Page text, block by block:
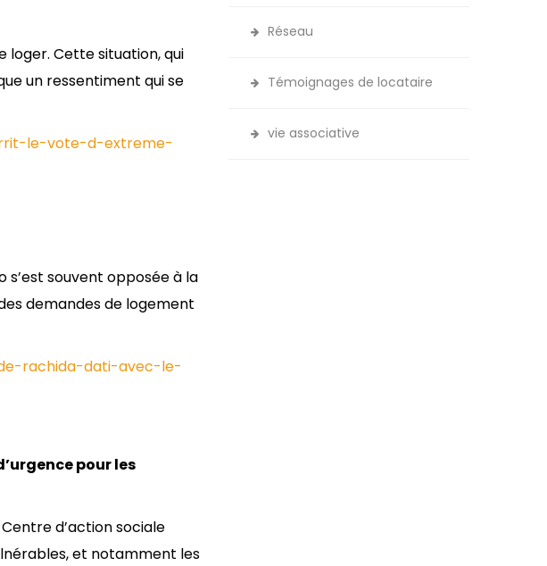
loger. Cette situation, qui
un ressentiment qui se
le-vote-d-extreme-
s’est souvent opposée à la
demandes de logement
rachida-dati-avec-le-
pour les
d’action sociale
et notamment les
Réseau
Témoignages de locataire
vie associative